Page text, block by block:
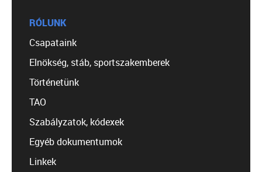
RÓLUNK
Csapataink
Elnökség, stáb, sportszakemberek
Történetünk
TAO
Szabályzatok, kódexek
Egyéb dokumentumok
Linkek